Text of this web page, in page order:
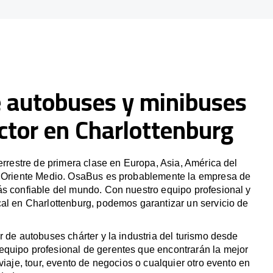
y minibuses
en Charlottenburg
de primera clase en Europa, Asia, América del
Medio. OsaBus es probablemente la empresa de
confiable del mundo. Con nuestro equipo profesional y
en Charlottenburg, podemos garantizar un servicio de
de autobuses chárter y la industria del turismo desde
profesional de gerentes que encontrarán la mejor
tour, evento de negocios o cualquier otro evento en